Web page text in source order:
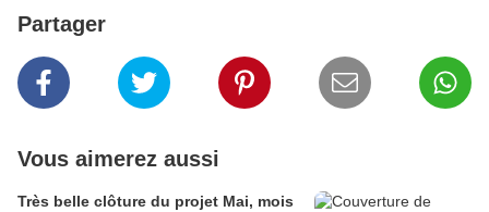
Partager
Vous aimerez aussi
Très belle clôture du projet Mai, mois